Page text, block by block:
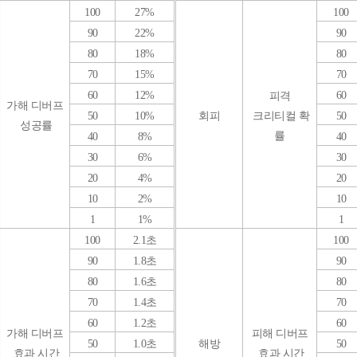
가해 디버프
성공률
100 27%
회피
피격
크리티컬 확
률
100
90
22%
90
80
18%
80
70
15%
70
60
12%
60
50
10%
50
40
8%
40
30
6%
30
20
4%
20
10
2%
10
1
1% 1
가해 디버프
효과 시간
100 2.1초
해방
피해 디버프
효과 시간
100
90
1.8초
90
80
1.6초
80
70
1.4초
70
60
1.2초
60
50
1.0초 50